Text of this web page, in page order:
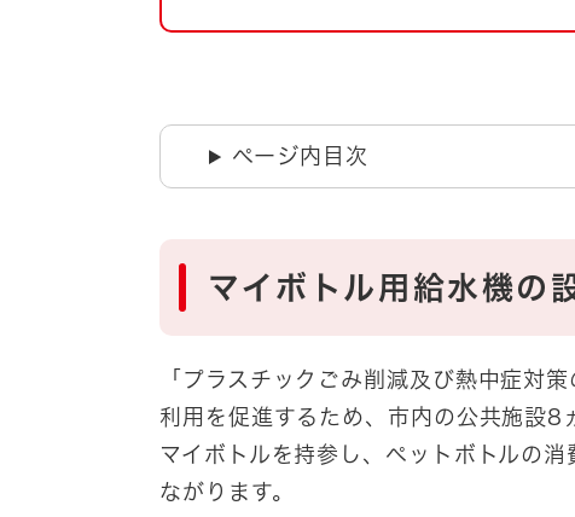
自然・環境・公園
男女共同参画
地域コミュニティ・ボ
ページ内目次
マイボトル用給水機の
「プラスチックごみ削減及び熱中症対
利用を促進するため、市内の公共施設8
マイボトルを持参し、ペットボトルの
ながります。